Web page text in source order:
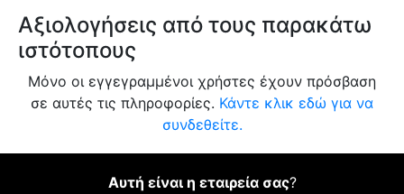
Αξιολογήσεις από τους παρακάτω
ιστότοπους
Μόνο οι εγγεγραμμένοι χρήστες έχουν πρόσβαση
σε αυτές τις πληροφορίες. Κάντε κλικ εδώ για να
συνδεθείτε.
Αυτή είναι η εταιρεία σας?